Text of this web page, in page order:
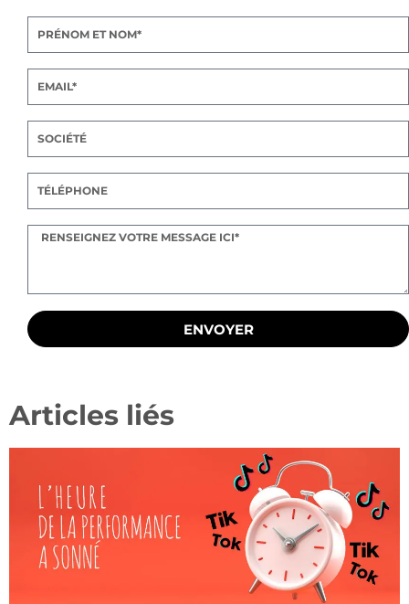
ENVOYER
Articles liés